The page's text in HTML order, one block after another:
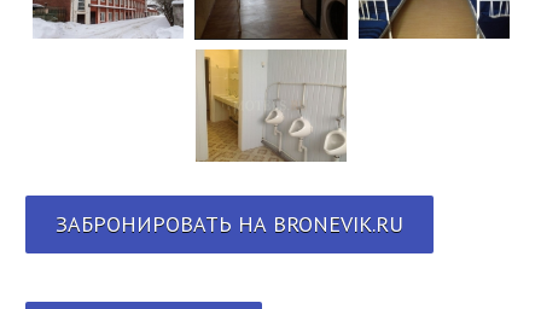
ЗАБРОНИРОВАТЬ НА BRONEVIK.RU